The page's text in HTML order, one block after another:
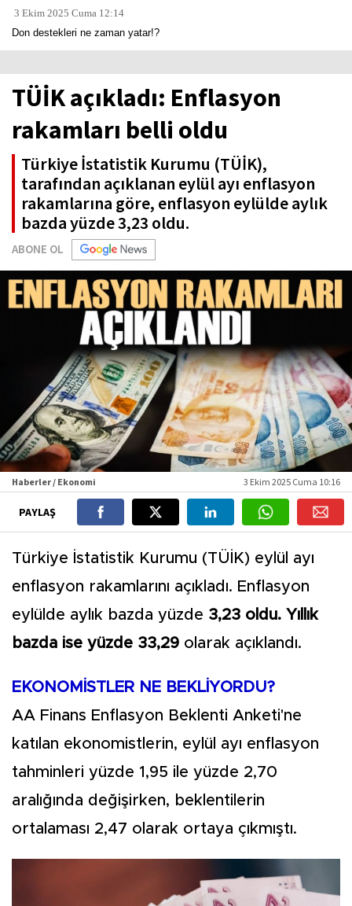
3 Ekim 2025 Cuma 12:14
Don destekleri ne zaman yatar!?
TÜİK açıkladı: Enflasyon
rakamları belli oldu
Türkiye İstatistik Kurumu (TÜİK),
tarafından açıklanan eylül ayı enflasyon
rakamlarına göre, enflasyon eylülde aylık
bazda yüzde 3,23 oldu.
ABONE OL
Haberler / Ekonomi 3 Ekim 2025 Cuma 10:16
PAYLAŞ
Türkiye İstatistik Kurumu (TÜİK) eylül ayı
enflasyon rakamlarını açıkladı. Enflasyon
eylülde aylık bazda yüzde 3,23 oldu. Yıllık
bazda ise yüzde 33,29 olarak açıklandı.
EKONOMİSTLER NE BEKLİYORDU?
AA Finans Enflasyon Beklenti Anketi'ne
katılan ekonomistlerin, eylül ayı enflasyon
tahminleri yüzde 1,95 ile yüzde 2,70
aralığında değişirken, beklentilerin
ortalaması 2,47 olarak ortaya çıkmıştı.